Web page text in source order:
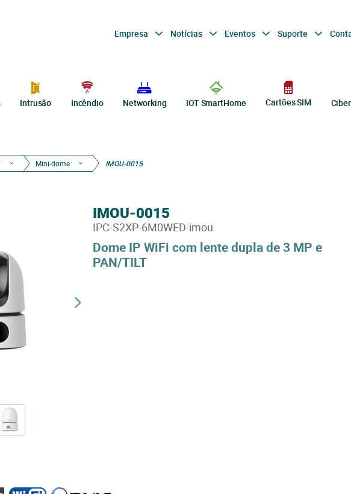
Empresa Notícias Eventos Suporte
Intrusão Incêndio Networking IOT SmartHome Cartões SIM
Mini-dome IMOU-0015
Dome IP WiFi com lente dupla de 3 MP e
PAN/TILT
IMOU-0015
IPC-S2XP-6M0WED-imou